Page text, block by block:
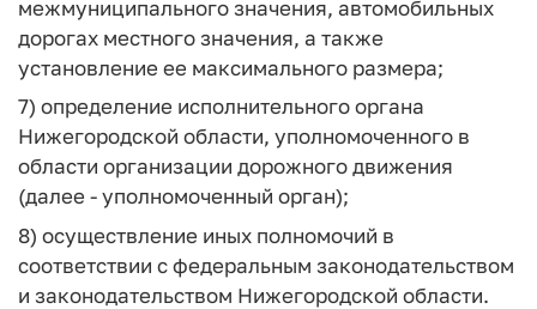
межмуниципального значения, автомобильных
дорогах местного значения, а также
установление ее максимального размера;
7) определение исполнительного органа
Нижегородской области, уполномоченного в
области организации дорожного движения
(далее - уполномоченный орган);
8) осуществление иных полномочий в
соответствии с федеральным законодательством
и законодательством Нижегородской области.